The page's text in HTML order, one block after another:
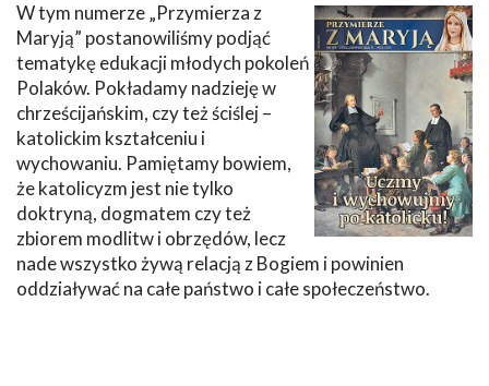
W tym numerze „Przymierza z
Maryją” postanowiliśmy podjąć
tematykę edukacji młodych pokoleń
Polaków. Pokładamy nadzieję w
chrześcijańskim, czy też ściślej –
katolickim kształceniu i
wychowaniu. Pamiętamy bowiem,
że katolicyzm jest nie tylko
doktryną, dogmatem czy też
zbiorem modlitw i obrzędów, lecz
nade wszystko żywą relacją z Bogiem i powinien
oddziaływać na całe państwo i całe społeczeństwo.